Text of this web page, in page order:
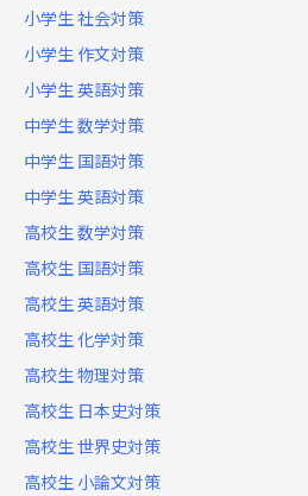
小学生 社会対策
小学生 作文対策
小学生 英語対策
中学生 数学対策
中学生 国語対策
中学生 英語対策
高校生 数学対策
高校生 国語対策
高校生 英語対策
高校生 化学対策
高校生 物理対策
高校生 日本史対策
高校生 世界史対策
高校生 小論文対策